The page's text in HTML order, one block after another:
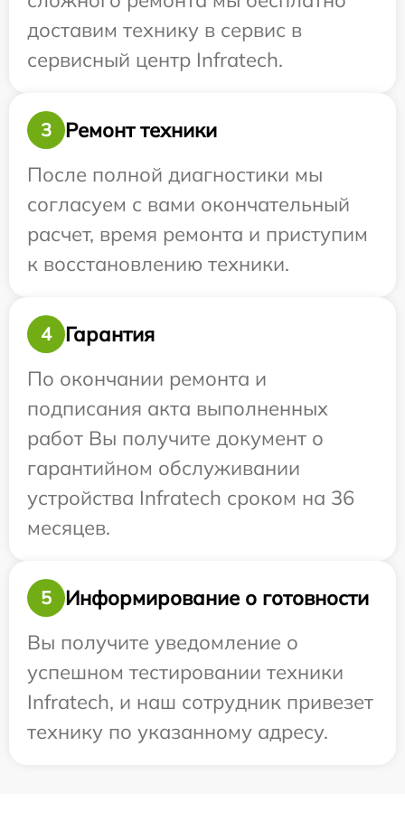
доставим технику в сервис в
сервисный центр Infratech.
3
Ремонт техники
После полной диагностики мы
согласуем с вами окончательный
расчет, время ремонта и приступим
к восстановлению техники.
4
Гарантия
По окончании ремонта и
подписания акта выполненных
работ Вы получите документ о
гарантийном обслуживании
устройства Infratech сроком на 36
месяцев.
5
Информирование о готовности
Вы получите уведомление о
успешном тестировании техники
Infratech, и наш сотрудник привезет
технику по указанному адресу.